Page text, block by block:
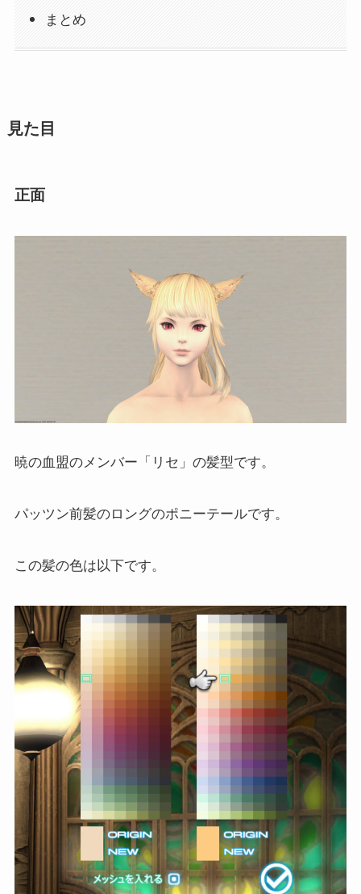
まとめ
見た目
正面
暁の血盟のメンバー「リセ」の髪型です。
パッツン前髪のロングのポニーテールです。
この髪の色は以下です。